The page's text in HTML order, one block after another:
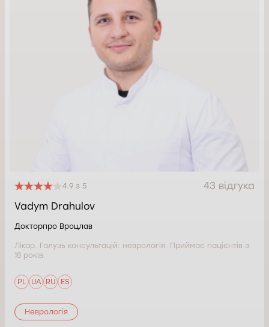
4.9 з 5
43 відгука
Vadym Drahulov
Докторпро Вроцлав
Лікар. Галузь консультацій: неврологія. Приймає пацієнтів з
18 років.
PL UA RU ES
Неврологія